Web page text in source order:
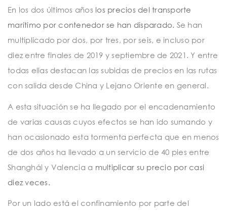
n
En los dos últimos años los precios del transporte
marítimo por contenedor se han disparado. Se han
multiplicado por dos, por tres, por seis, e incluso por
diez entre finales de 2019 y septiembre de 2021. Y entre
todas ellas destacan las subidas de precios en las rutas
con salida desde China y Lejano Oriente en general.
A esta situación se ha llegado por el encadenamiento
de varias causas cuyos efectos se han ido sumando y
han ocasionado esta tormenta perfecta que en menos
de dos años ha llevado a un servicio de 40 pies entre
Shanghái y Valencia a multiplicar su precio por casi
diez veces.
Por un lado está el confinamiento por parte del